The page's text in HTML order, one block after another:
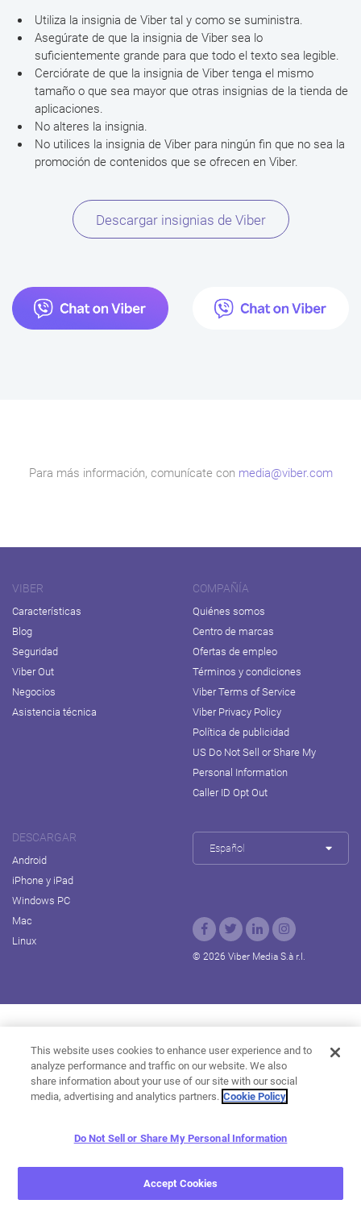
Utiliza la insignia de Viber tal y como se suministra.
Asegúrate de que la insignia de Viber sea lo
suficientemente grande para que todo el texto sea legible.
Cerciórate de que la insignia de Viber tenga el mismo
tamaño o que sea mayor que otras insignias de la tienda de
aplicaciones.
No alteres la insignia.
No utilices la insignia de Viber para ningún fin que no sea la
promoción de contenidos que se ofrecen en Viber.
Descargar insignias de Viber
Para más información, comunícate con media@viber.com
VIBER
Características
Blog
Seguridad
Viber Out
Negocios
Asistencia técnica
COMPAÑÍA
Quiénes somos
Centro de marcas
Ofertas de empleo
Términos y condiciones
Viber Terms of Service
Viber Privacy Policy
Política de publicidad
US Do Not Sell or Share My
Personal Information
Caller ID Opt Out
DESCARGAR
Android
iPhone y iPad
Windows PC
Mac
Linux
Español
© 2026 Viber Media S.à r.l.
Rakuten Viki Rakuten Kobo
Rakuten Travel
Rakuten Marketing
Rakuten Insight
Rakuten TV
About Rakuten
Do Not Sell or Share My Personal Information
This website uses cookies to enhance user experience and to
analyze performance and traffic on our website. We also
share information about your use of our site with our social
media, advertising and analytics partners. Cookie Policy
Do Not Sell or Share My Personal Information
Accept Cookies